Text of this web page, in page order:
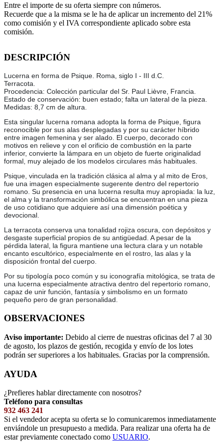
Entre el importe de su oferta siempre con números.
Recuerde que a la misma se le ha de aplicar un incremento del 21%
como comisión y el IVA correspondiente aplicado sobre esta
comisión.
DESCRIPCIÓN
Lucerna en forma de Psique. Roma, siglo I - III d.C.
Terracota.
Procedencia: Colección particular del Sr. Paul Lièvre, Francia.
Estado de conservación: buen estado; falta un lateral de la pieza.
Medidas: 8,7 cm de altura.
Esta singular lucerna romana adopta la forma de Psique, figura
reconocible por sus alas desplegadas y por su carácter híbrido
entre imagen femenina y ser alado. El cuerpo, decorado con
motivos en relieve y con el orificio de combustión en la parte
inferior, convierte la lámpara en un objeto de fuerte originalidad
formal, muy alejado de los modelos circulares más habituales.
Psique, vinculada en la tradición clásica al alma y al mito de Eros,
fue una imagen especialmente sugerente dentro del repertorio
romano. Su presencia en una lucerna resulta muy apropiada: la luz,
el alma y la transformación simbólica se encuentran en una pieza
de uso cotidiano que adquiere así una dimensión poética y
devocional.
La terracota conserva una tonalidad rojiza oscura, con depósitos y
desgaste superficial propios de su antigüedad. A pesar de la
pérdida lateral, la figura mantiene una lectura clara y un notable
encanto escultórico, especialmente en el rostro, las alas y la
disposición frontal del cuerpo.
Por su tipología poco común y su iconografía mitológica, se trata de
una lucerna especialmente atractiva dentro del repertorio romano,
capaz de unir función, fantasía y simbolismo en un formato
pequeño pero de gran personalidad.
OBSERVACIONES
Aviso importante: Debido al cierre de nuestras oficinas del 7 al 30
de agosto, los plazos de gestión, recogida y envío de los lotes
podrán ser superiores a los habituales. Gracias por la comprensión.
AYUDA
¿Prefieres hablar directamente con nosotros?
Teléfono para consultas
932 463 241
Si el vendedor acepta su oferta se lo comunicaremos inmediatamente
enviándole un presupuesto a medida. Para realizar una oferta ha de
estar previamente conectado como USUARIO.